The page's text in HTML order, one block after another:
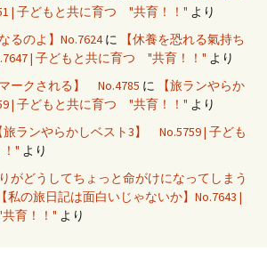
| 子どもと共に育つ "共育！！" より
るのよ】No.7624に
【休養を恐れる氣持ち
| 子どもと共に育つ "共育！！" より
ークされる】 No.4785 に
【旅ランやらか
| 子どもと共に育つ "共育！！" より
【旅ランやらかしベスト3】 No.5759 | 子ども
" より
がどうしてちょっと命がけになってしまう
【私の旅日記は面白いじゃないか】No.7643 |
育！！" より